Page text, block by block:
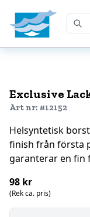
Home
Exclusive
Art nr: #12152
Helsyntetisk
finish från första
garanterar en fin
98 kr
(Rek ca. pris)